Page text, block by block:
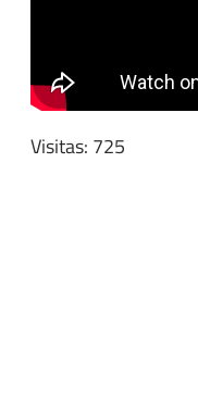
Visitas: 725